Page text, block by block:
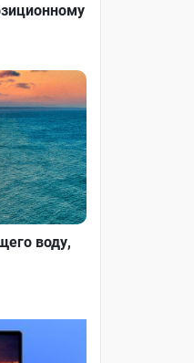
воду,